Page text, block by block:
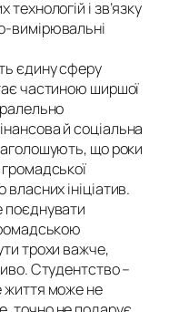
і зв’язку
вимірювальні
єдину сферу
частиною ширшої
й соціальна
що роки
ініціатив.
трохи важче,
Студентство –
життя може не